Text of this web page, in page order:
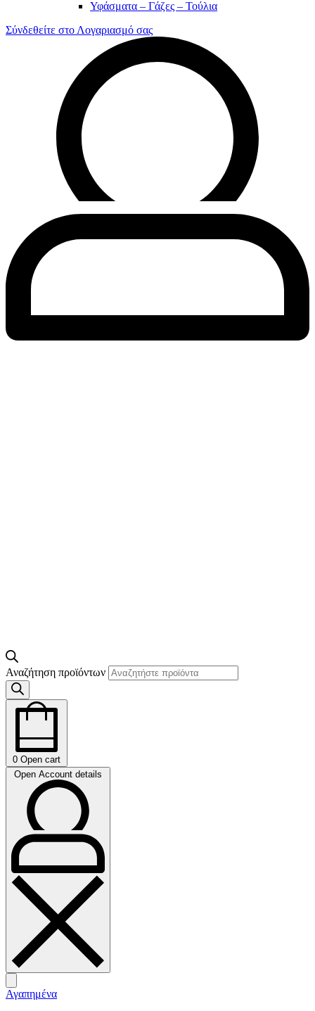
Υφάσματα – Γάζες – Τούλια
Σύνδεθείτε στο Λογαριασμό σας
Αναζήτηση προϊόντων
0 Open cart
Open Account details
Αγαπημένα